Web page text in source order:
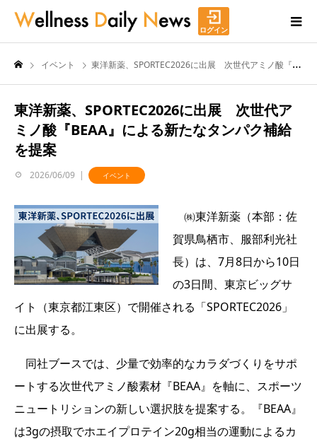
ログイン
イベント 東洋新薬、SPORTEC2026に出展 次世代アミノ酸『BEAA』による新たなタンパク補給を提案
東洋新薬、SPORTEC2026に出展 次世代ア
ミノ酸『BEAA』による新たなタンパク補給
を提案
2026/06/09 イベント
㈱東洋新薬（本部：佐
賀県鳥栖市、服部利光社
長）は、7月8日から10日
の3日間、東京ビッグサ
イト（東京都江東区）で開催される「SPORTEC2026」
に出展する。
同社ブースでは、少量で効率的なカラダづくりをサポ
ートする次世代アミノ酸素材『BEAA』を軸に、スポーツ
ニュートリションの新しい選択肢を提案する。『BEAA』
は3gの摂取でホエイプロテイン20g相当の運動によるカ